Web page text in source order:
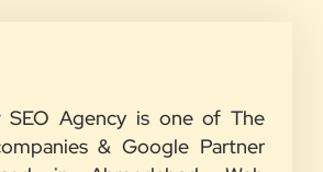
SEO Agency is one of The
& Google Partner